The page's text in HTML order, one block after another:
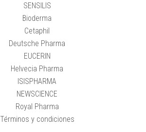
SENSILIS
Bioderma
Cetaphil
Deutsche Pharma
EUCERIN
Helvecia Pharma
ISISPHARMA
NEWSCIENCE
Royal Pharma
Términos y condiciones